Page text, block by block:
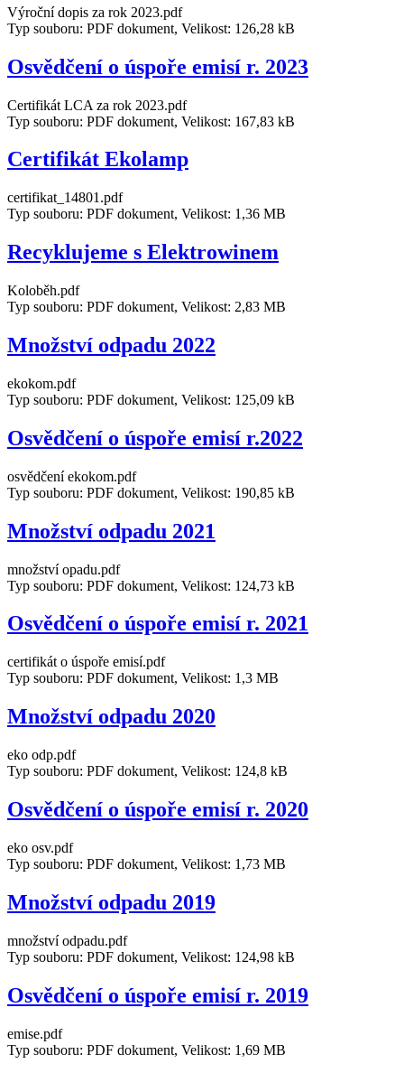
Výroční dopis za rok 2023.pdf
Typ souboru: PDF dokument, Velikost: 126,28 kB
Osvědčení o úspoře emisí r. 2023
Certifikát LCA za rok 2023.pdf
Typ souboru: PDF dokument, Velikost: 167,83 kB
Certifikát Ekolamp
certifikat_14801.pdf
Typ souboru: PDF dokument, Velikost: 1,36 MB
Recyklujeme s Elektrowinem
Koloběh.pdf
Typ souboru: PDF dokument, Velikost: 2,83 MB
Množství odpadu 2022
ekokom.pdf
Typ souboru: PDF dokument, Velikost: 125,09 kB
Osvědčení o úspoře emisí r.2022
osvědčení ekokom.pdf
Typ souboru: PDF dokument, Velikost: 190,85 kB
Množství odpadu 2021
množství opadu.pdf
Typ souboru: PDF dokument, Velikost: 124,73 kB
Osvědčení o úspoře emisí r. 2021
certifikát o úspoře emisí.pdf
Typ souboru: PDF dokument, Velikost: 1,3 MB
Množství odpadu 2020
eko odp.pdf
Typ souboru: PDF dokument, Velikost: 124,8 kB
Osvědčení o úspoře emisí r. 2020
eko osv.pdf
Typ souboru: PDF dokument, Velikost: 1,73 MB
Množství odpadu 2019
množství odpadu.pdf
Typ souboru: PDF dokument, Velikost: 124,98 kB
Osvědčení o úspoře emisí r. 2019
emise.pdf
Typ souboru: PDF dokument, Velikost: 1,69 MB